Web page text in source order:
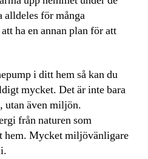
alldeles för många
ha en annan plan för att
i ditt hem så kan du
mycket. Det är inte bara
utan även miljön.
från naturen som
hem. Mycket miljövänligare